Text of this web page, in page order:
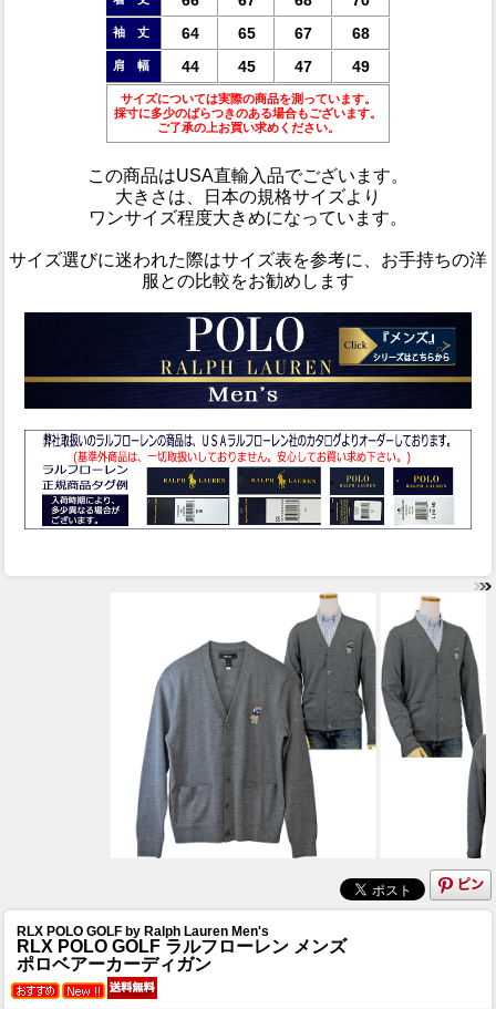
袖 丈 64 65 67 68
肩 幅 44 45 47 49
サイズについては実際の商品を測っています。
採寸に多少のばらつきのある場合もございます。
ご了承の上お買い求めください。
この商品はUSA直輸入品でございます。
大きさは、日本の規格サイズより
ワンサイズ程度大きめになっています。
サイズ選びに迷われた際はサイズ表を参考に、お手持ちの洋
服との比較をお勧めします
RLX POLO GOLF by Ralph Lauren Men's
RLX POLO GOLF ラルフローレン メンズ
ポロベアーカーディガン